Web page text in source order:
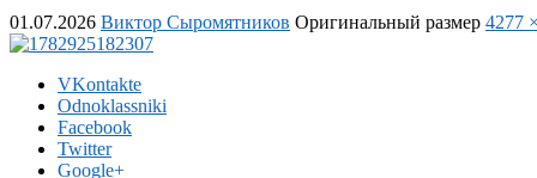
01.07.2026 Виктор Сыромятников Оригинальный размер 4277
VKontakte
Odnoklassniki
Facebook
Twitter
Google+